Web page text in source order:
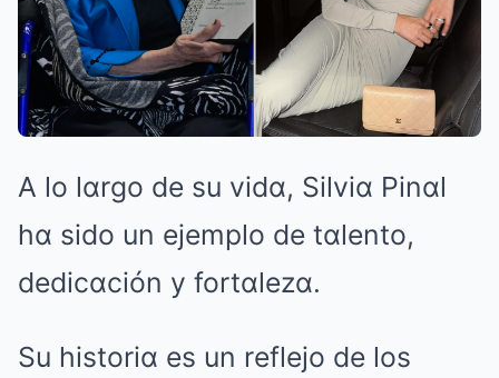
A lo lαrgo de su vidα, Silviα Pinαl
hα sido un ejemplo de tαlento,
dedicαción y fortαlezα.
Su historiα es un reflejo de los